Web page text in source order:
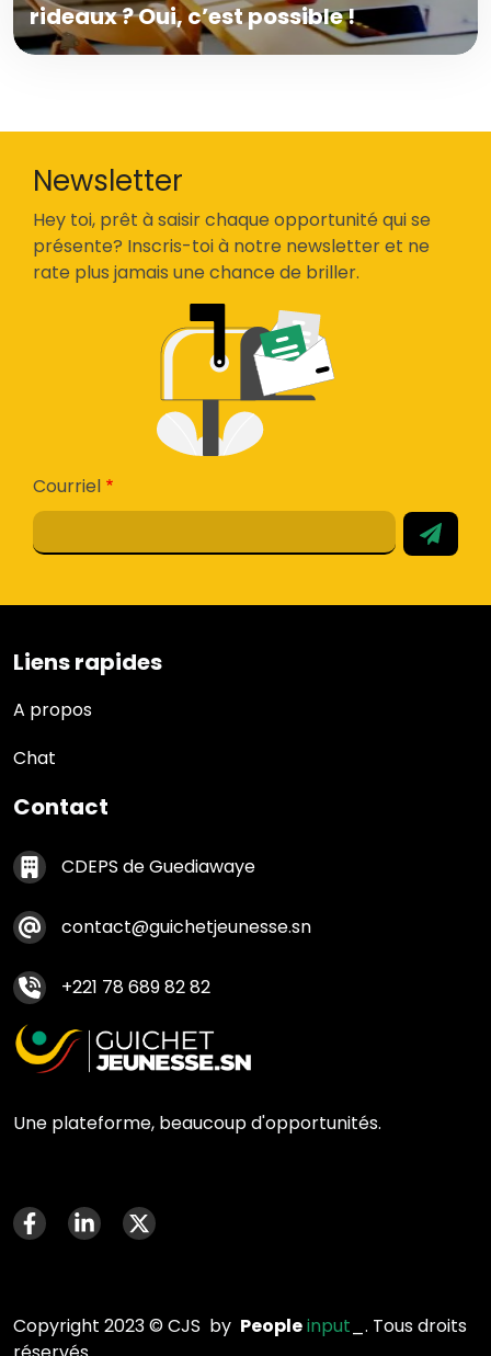
rideaux ? Oui, c’est possible !
Newsletter
Hey toi, prêt à saisir chaque opportunité qui se
présente? Inscris-toi à notre newsletter et ne
rate plus jamais une chance de briller.
Courriel
Liens rapides
Liens rapides
A propos
Chat
Contact
Contact footer
CDEPS de Guediawaye
contact@guichetjeunesse.sn
+221 78 689 82 82
Une plateforme, beaucoup d'opportunités.
Menu social media
Copyright 2023 © CJS by Peopleinput _. Tous droits